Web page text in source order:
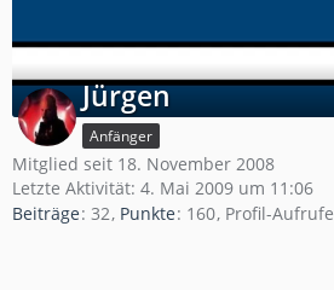
Jürgen
Anfänger
Mitglied seit 18. November 2008
Letzte Aktivität: 4. Mai 2009 um 11:06
Beiträge 32 Punkte 160 Profil-Aufrufe